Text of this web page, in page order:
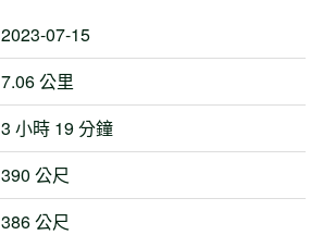
2023-07-15
7.06 公里
3 小時 19 分鐘
390 公尺
386 公尺